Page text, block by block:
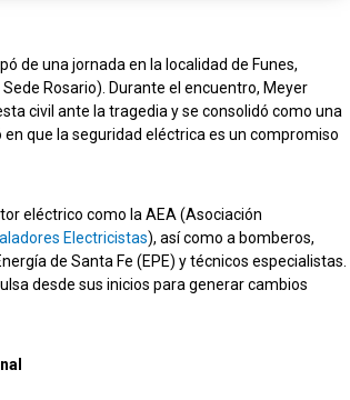
de una jornada en la localidad de Funes,
Rosario). Durante el encuentro, Meyer
civil ante la tragedia y se consolidó como una
que la seguridad eléctrica es un compromiso
eléctrico como la AEA (Asociación
Electricistas), así como a bomberos,
de Santa Fe (EPE) y técnicos especialistas.
desde sus inicios para generar cambios